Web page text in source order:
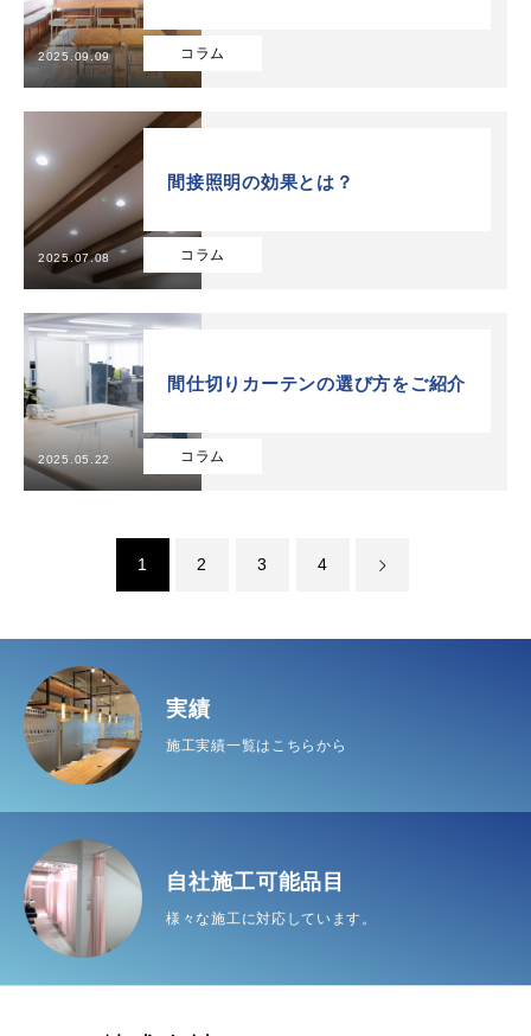
TOP 自社施工可能品目
コラム
2025.09.09
コラム
間接照明の効果とは？
2025.07.08
コラム
間仕切りカーテンの選び方をご紹介
2025.05.22
1 2 3 4
実績
施工実績一覧はこちらから
自社施工可能品目
様々な施工に対応しています。